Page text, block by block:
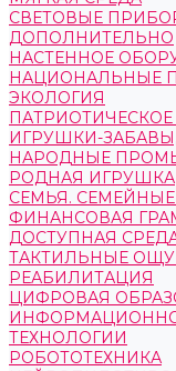
СВЕТОВЫЕ
ДОПОЛНИТЕЛЬНО
НАСТЕННОЕ
НАЦИОНАЛЬНЫЕ
ЭКОЛОГИЯ
ИГРУШКИ-
НАРОДНЫЕ
РОДНАЯ ИГРУШКА
СЕМЬЯ.
ФИНАНСОВАЯ
ДОСТУПНАЯ
ТАКТИЛЬНЫЕ
РЕАБИЛИТАЦИЯ
ЦИФРОВАЯ
ТЕХНОЛОГИИ
РОБОТОТЕХНИКА